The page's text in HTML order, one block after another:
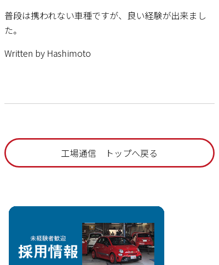
普段は携われない車種ですが、良い経験が出来まし
た。
Written by Hashimoto
工場通信 トップへ戻る